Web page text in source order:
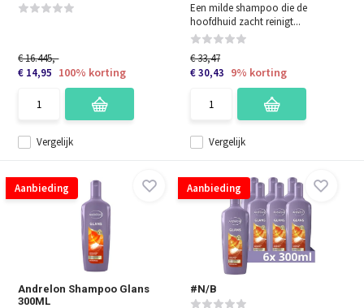
Vergelijk
€ 16.445,-
€ 14,95 100% korting
Een milde shampoo die de
hoofdhuid zacht reinigt...
Vergelijk
€ 33,47
€ 30,43 9% korting
Aanbieding
Andrelon Shampoo Glans
300ML
Aanbieding
#N/B